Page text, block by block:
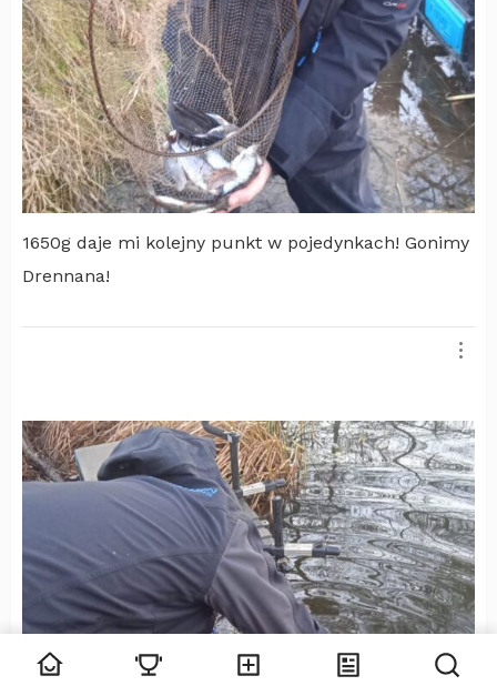
1650g daje mi kolejny punkt w pojedynkach! Gonimy
Drennana!